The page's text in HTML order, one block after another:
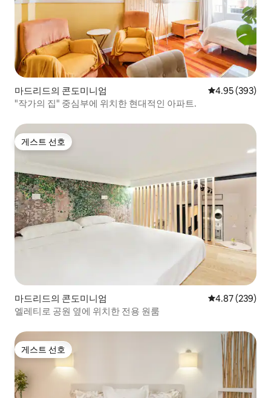
마드리드의 콘도미니엄 평점 4.95점(5
4.95 (393)
"작가의 집" 중심부에 위치한 현대적인 아파트.
게스트 선호
게스트 선호
마드리드의 콘도미니엄 평점 4.87점(5
4.87 (239)
엘레티로 공원 옆에 위치한 전용 원룸
게스트 선호
게스트 선호